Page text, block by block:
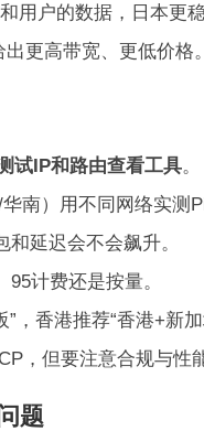
用户的数据，日本更稳
出更高带宽、更低价格。
试IP和路由查看工具。
南）用不同网络实测
延迟会不会飙升。
计费还是按量。
，香港推荐“香港+新加
，但要注意合规与性
题